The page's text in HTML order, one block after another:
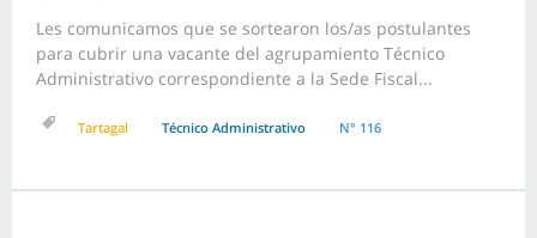
Les comunicamos que se sortearon los/as postulantes
para cubrir una vacante del agrupamiento Técnico
Administrativo correspondiente a la Sede Fiscal...
Tartagal Técnico Administrativo N° 116